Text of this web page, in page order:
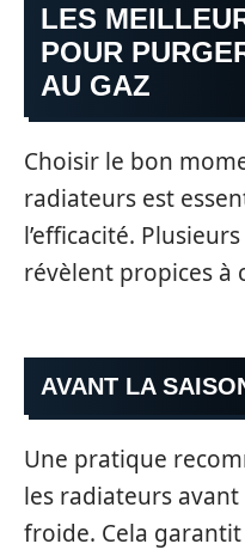
LES
POUR
AU GAZ
Choisir le bon
radiateurs est
l’efficacité.
révèlent propices à
AVANT LA
Une pratique
les radiateurs avant
froide. Cela